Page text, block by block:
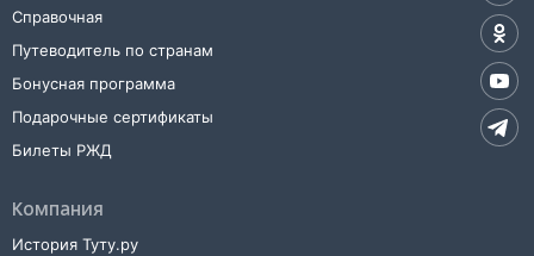
Справочная
Путеводитель по странам
Бонусная программа
Подарочные сертификаты
Билеты РЖД
Компания
История Туту.ру